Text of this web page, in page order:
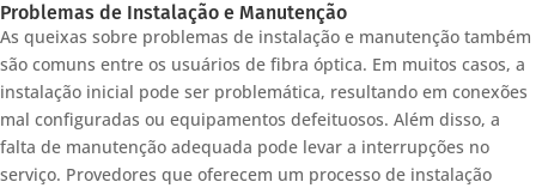
Problemas de Instalação e Manutenção
As queixas sobre problemas de instalação e manutenção também
são comuns entre os usuários de fibra óptica. Em muitos casos, a
instalação inicial pode ser problemática, resultando em conexões
mal configuradas ou equipamentos defeituosos. Além disso, a
falta de manutenção adequada pode levar a interrupções no
serviço. Provedores que oferecem um processo de instalação